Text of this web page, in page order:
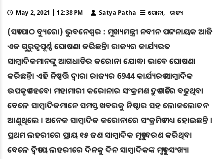
May 2, 2021 | 12:38 PM Satya Patha କରୋନା ରାଜ୍ୟ
(ସତ୍ୟପାଠ ବ୍ୟୁରୋ) ଭୁବନେଶ୍ୱର : ମୁଖ୍ୟମନ୍ତ୍ରୀ ନବୀନ ପଟ୍ଟନାୟକ ଆଜି
ଏକ ଗୁରୁତ୍ବପୂର୍ଣ୍ଣ ଘୋଷଣା କରିଛନ୍ତି। ରାଜ୍ୟର କାର୍ଯ୍ୟରତ
ସାମ୍ବାଦିକମାନଙ୍କୁ ଆଗଧାଡିର କରୋନା ଯୋଦ୍ଧା ଭାବେ ଘୋଷଣା
କରିଛନ୍ତି। ଏହି ନିଷ୍ପତ୍ତି ଦ୍ବାରା ରାଜ୍ୟର 6944 କାର୍ଯ୍ୟରତ ସାମ୍ବାଦିକ
ଉପକୃତ ହେବେ। ମହାମାରୀ କରୋନାର ସଂକ୍ରମଣ ଦ୍ରୁତ ଗତିରେ ବଢୁଥିବା
ବେଳେ ସାମ୍ବାଦିକମାନେ ସମସ୍ତ ଖବରକୁ ନିଷ୍ଠାର ସହ ଲୋକଲୋଚନ
ଆଣୁଥିଲେ । ଅନେକ ସାମ୍ବାଦିକ କରୋନାରେ ସଂକ୍ରମିତ ମଧ୍ୟ ହୋଇଛନ୍ତି ।
ପ୍ରଥମ ଲହରୀରେ ପ୍ରାୟ ୧୫ ଜଣ ସାମ୍ବାଦିକ ମୃତ୍ୟୁବରଣ କରିଥିବା
ବେଳେ ଦ୍ୱିତୀୟ ଲହରୀରେ ଦିନକୁ ଦିନ ସାମ୍ବାଦିକଙ୍କ ମୃତ୍ୟୁ ସଂଖ୍ୟା